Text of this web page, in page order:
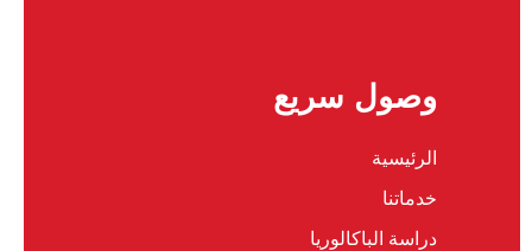
وصول سريع
الرئيسية
خدماتنا
دراسة الباكالوريا